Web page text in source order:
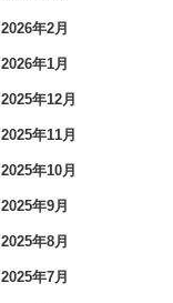
2026年2月
2026年1月
2025年12月
2025年11月
2025年10月
2025年9月
2025年8月
2025年7月